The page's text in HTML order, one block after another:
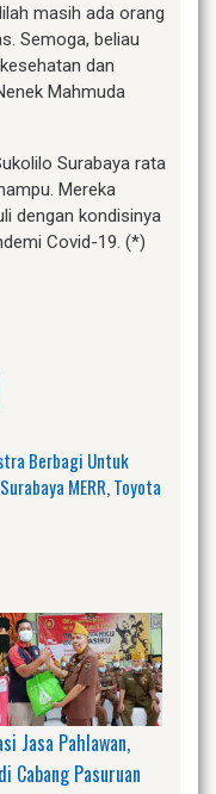
masih ada orang
Semoga, beliau
dan
Mahmuda
Surabaya rata
Mereka
dengan kondisinya
Covid-19. (*)
Berbagi Untuk
MERR,Toyota
Jasa Pahlawan,
Cabang Pasuruan